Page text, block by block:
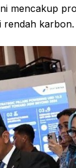
mencakup
rendah karbon.